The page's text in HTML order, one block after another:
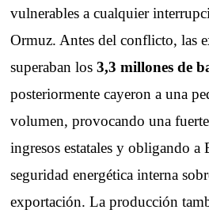
vulnerables a cualquier
Ormuz. Antes del conflicto, las
superaban los3,3 millones de
posteriormente cayeron a una
volumen, provocando una
ingresos estatales y obligando a
seguridad energética interna
exportación. La producción